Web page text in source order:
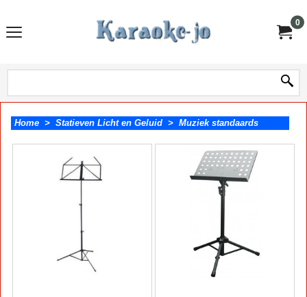
0
Home > Statieven Licht en Geluid > Muziek standaards